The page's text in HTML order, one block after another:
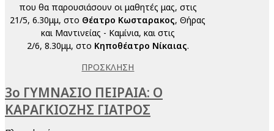
που θα παρουσιάσουν οι μαθητές μας, στις
21/5, 6.30μμ, στο Θέατρο Κωσταρακος, Θήρας
και Μαντινείας - Καμίνια, και στις
2/6, 8.30μμ, στο Κηποθέατρο Νίκαιας.
ΠΡΟΣΚΛΗΣΗ
3ο ΓΥΜΝΑΣΙΟ ΠΕΙΡΑΙΑ: Ο
ΚΑΡΑΓΚΙΟΖΗΣ ΓΙΑΤΡΟΣ